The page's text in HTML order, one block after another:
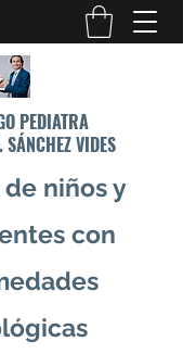
PEDIATRA
SÁNCHEZ VIDES
niños y
con